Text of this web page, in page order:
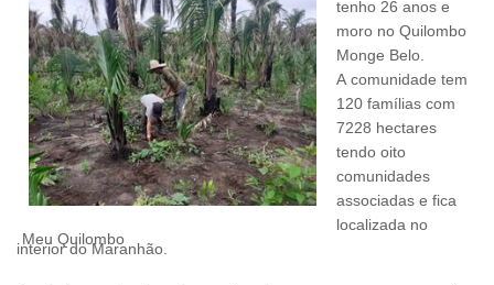
Meu Quilombo
tenho 26 anos e
moro no Quilombo
Monge Belo.
A comunidade tem
120 famílias com
7228 hectares
tendo oito
comunidades
associadas e fica
localizada no
interior do Maranhão.